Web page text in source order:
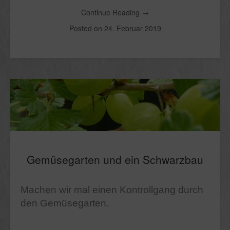
Continue Reading →
Posted on 24. Februar 2019
Gemüsegarten und ein Schwarzbau
Machen wir mal einen Kontrollgang durch
den Gemüsegarten.